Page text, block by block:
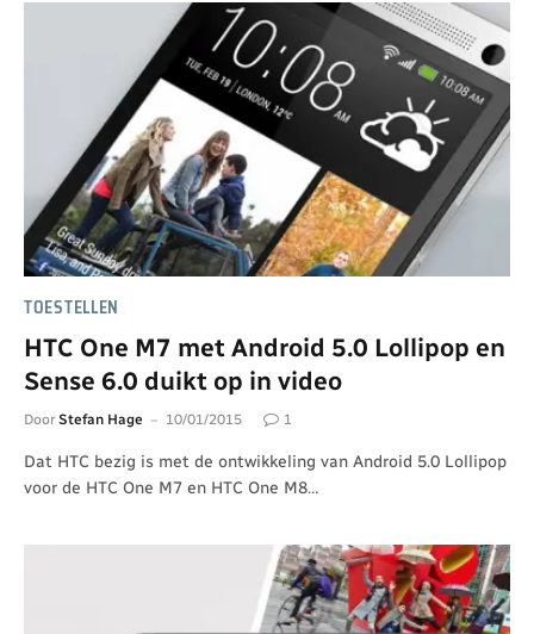
TOESTELLEN
HTC One M7 met Android 5.0 Lollipop en
Sense 6.0 duikt op in video
Door Stefan Hage 10/01/2015 1
Dat HTC bezig is met de ontwikkeling van Android 5.0 Lollipop
voor de HTC One M7 en HTC One M8…